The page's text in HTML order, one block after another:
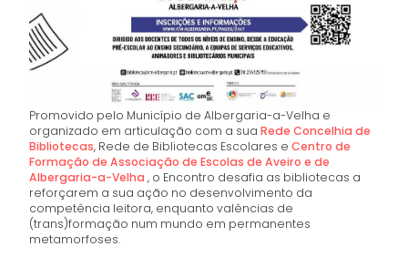
Promovido pelo Município de Albergaria-a-Velha e
organizado em articulação com a suaRede Concelhia de
Bibliotecas, Rede de Bibliotecas Escolares eCentro de
Formação de Associação de Escolas de Aveiro e de
Albergaria-a-Velha, o Encontro desafia as bibliotecas a
reforçarem a sua ação no desenvolvimento da
competência leitora, enquanto valências de
(trans)formação num mundo em permanentes
metamorfoses.